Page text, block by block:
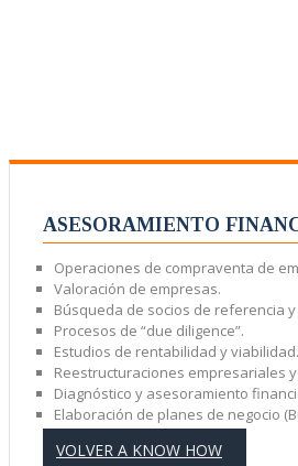
ASESORAMIENTO
Operaciones de compraventa de
Valoración de empresas.
Búsqueda de socios de referencia
Procesos de “due diligence”.
Estudios de rentabilidad y viabilidad.
Reestructuraciones empresariales
Diagnóstico y asesoramiento
Elaboración de planes de negocio
VOLVER A KNOW HOW